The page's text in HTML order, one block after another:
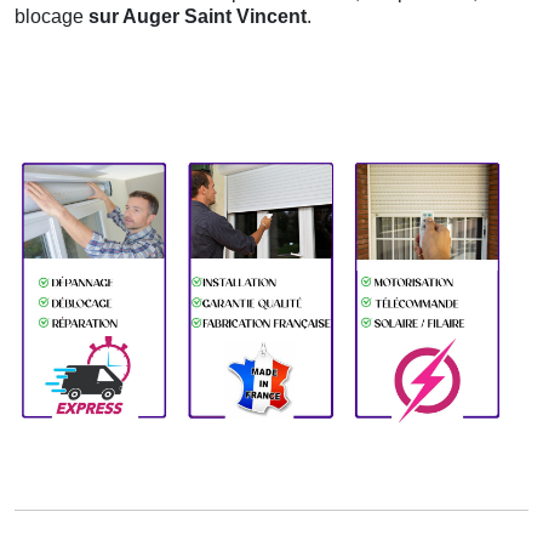
blocage sur Auger Saint Vincent.